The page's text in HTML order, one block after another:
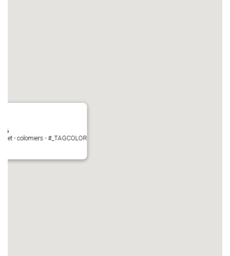
- colomiers - #_TAGCOLOR